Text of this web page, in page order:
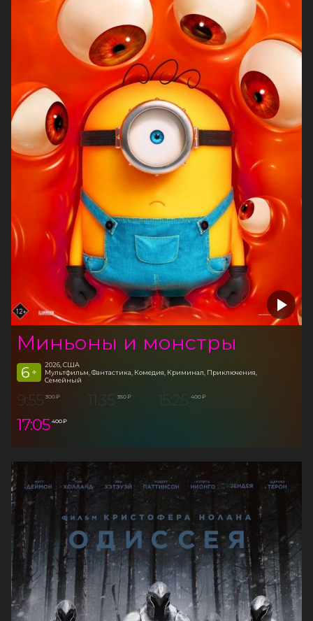
Миньоны и монстры
6 +
2026, США
Мультфильм, Фантастика, Комедия, Криминал, Приключения,
Семейный
9:55 300 ₽ 350 ₽ 400 ₽
17:05 400 ₽